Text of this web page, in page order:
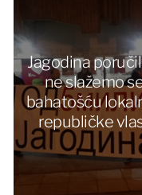
Jagodina
ne slažemo
bahatošću
republičke